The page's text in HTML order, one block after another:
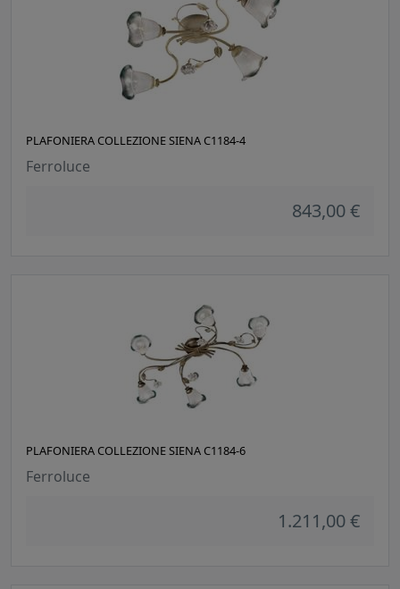
PLAFONIERA COLLEZIONE SIENA C1184-4
Ferroluce
843,00 €
PLAFONIERA COLLEZIONE SIENA C1184-6
Ferroluce
1.211,00 €